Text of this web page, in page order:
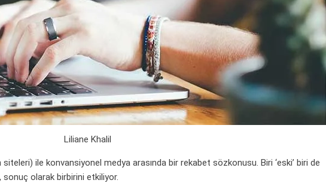
Liliane Khalil
ile konvansiyonel medya arasında bir rekabet sözkonusu. Biri ‘eski’ biri de
sonuç olarak birbirini etkiliyor.